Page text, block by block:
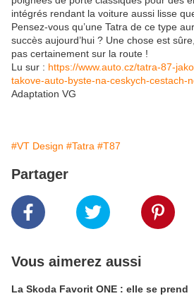
intégrés rendant la voiture aussi lisse
Pensez-vous qu’une Tatra de ce type
succès aujourd’hui ? Une chose est
pas certainement sur la route !
Lu sur : https://www.auto.cz/tatra-87-
takove-auto-byste-na-ceskych-cestach-
Adaptation VG
#VT Design #Tatra #T87
Partager
Vous aimerez aussi
La Skoda Favorit ONE : elle se prend